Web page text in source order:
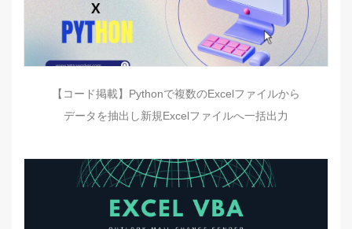
【コード掲載】Pythonで複数のExcelファイルから
データを抽出し新規Excelファイルへ一括出力